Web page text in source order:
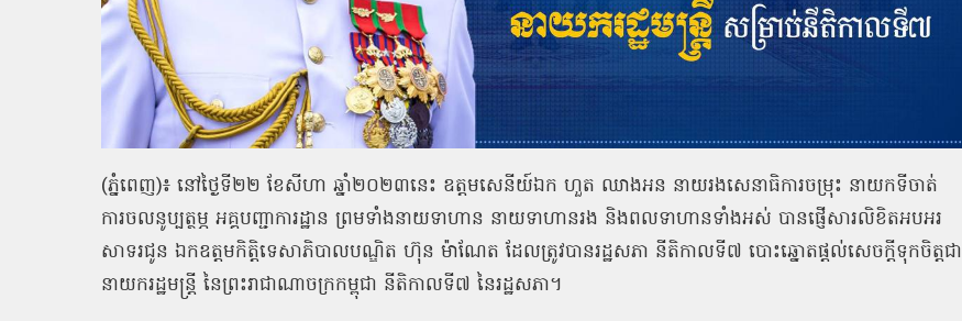
(ភ្នំពេញ)៖ នៅថ្ងៃទី២២ ខែសីហា ឆ្នាំ២០២៣នេះ ឧត្តមសេនីយ៍ឯក ហួត ឈាងអន នាយរងសេនាធិការចម្រុះ នាយកទីចាត់
ការចលនូប្បត្ថម្ភ អគ្គបញ្ជាការដ្ឋាន ព្រមទាំងនាយទាហាន នាយទាហានរង និងពលទាហានទាំងអស់ បានផ្ញើសារលិខិតអបអរ
សាទរជូន ឯកឧត្តមកិត្តិទេសាភិបាលបណ្ឌិត ហ៊ុន ម៉ាណែត ដែលត្រូវបានរដ្ឋសភា នីតិកាលទី៧ បោះឆ្នោតផ្តល់សេចក្តីទុកចិត្តជា
នាយករដ្ឋមន្ត្រី នៃព្រះរាជាណាចក្រកម្ពុជា នីតិកាលទី៧ នៃរដ្ឋសភា។